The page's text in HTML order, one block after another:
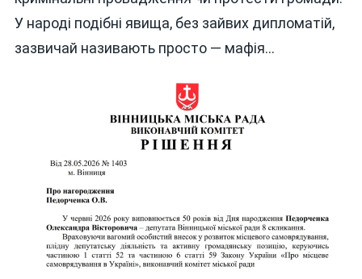
У народі подібні явища, без зайвих дипломатій,
зазвичай називають просто — мафія…